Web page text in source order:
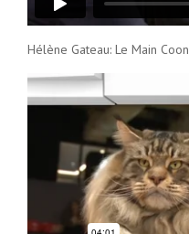
Hélène Gateau: Le Main Coon